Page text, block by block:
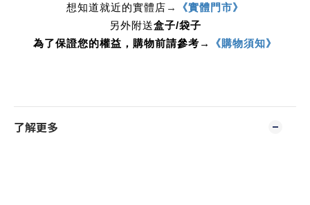
想知道就近的實體店 →
《實體門市》
另外附送盒子/袋子
為了保證您的權益，購物前請參考→
《購物須知》
了解更多